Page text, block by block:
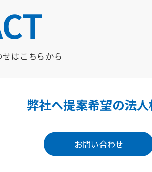
はこちらから
弊社へ提案希望の法
お問い合わせ